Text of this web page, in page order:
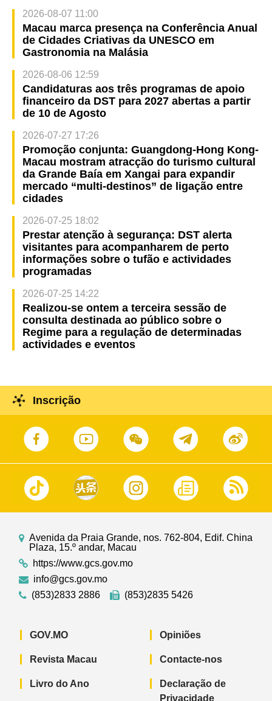
2026-08-07 11:00
Macau marca presença na Conferência Anual
de Cidades Criativas da UNESCO em
Gastronomia na Malásia
2026-08-06 12:59
Candidaturas aos três programas de apoio
financeiro da DST para 2027 abertas a partir
de 10 de Agosto
2026-07-27 17:26
Promoção conjunta: Guangdong-Hong Kong-
Macau mostram atracção do turismo cultural
da Grande Baía em Xangai para expandir
mercado “multi-destinos” de ligação entre
cidades
2026-07-25 18:02
Prestar atenção à segurança: DST alerta
visitantes para acompanharem de perto
informações sobre o tufão e actividades
programadas
2026-07-25 14:22
Realizou-se ontem a terceira sessão de
consulta destinada ao público sobre o
Regime para a regulação de determinadas
actividades e eventos
Inscrição
Avenida da Praia Grande, nos. 762-804, Edif. China
Plaza, 15.º andar, Macau
https://www.gcs.gov.mo
info@gcs.gov.mo
(853)2833 2886
(853)2835 5426
GOV.MO
Revista Macau
Livro do Ano
Opiniões
Contacte-nos
Declaração de
Privacidade